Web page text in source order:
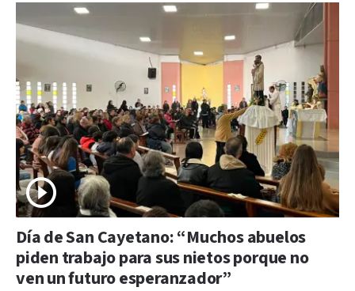
Día de San Cayetano: “Muchos abuelos
piden trabajo para sus nietos porque no
ven un futuro esperanzador”